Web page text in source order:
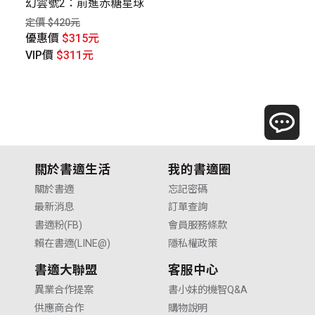
幻雲號2：前進赤糖星球
定價 $420元
優惠價 $315元
VIP價 $311元
關於書適生活
關於書適
最新消息
書適粉(FB)
賴在書適(LINE@)
我的書適圈
忘記密碼
訂單查詢
會員服務條款
隱私權政策
書適大聯盟
異業合作提案
供應商合作
客服中心
書小妹的機智Q&A
購物說明